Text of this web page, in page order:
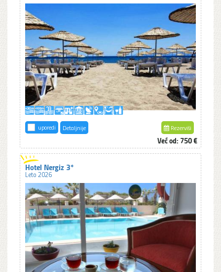
uporedi Detaljnije Rezerviši
Već od: 750 €
Hotel Nergiz 3*
Leto 2026